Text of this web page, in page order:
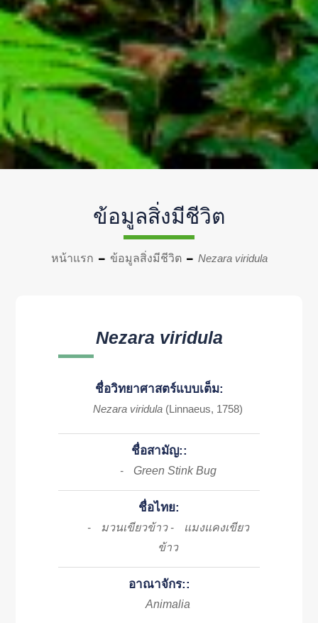
ข้อมูลสิ่งมีชีวิต
หน้าแรก ข้อมูลสิ่งมีชีวิต Nezara viridula
Nezara viridula
ชื่อวิทยาศาสตร์แบบเต็ม:
Nezara viridula (Linnaeus, 1758)
ชื่อสามัญ::
- Green Stink Bug
ชื่อไทย:
- มวนเขียวข้าว -
แมงแคงเขียว
ข้าว
อาณาจักร::
Animalia